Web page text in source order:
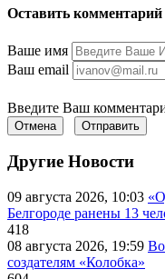
Оставить комментарий
Ваше имя
Ваш email
Введите Ваш
Отмена Отправить
Другие Новости
09 августа 2026, 10:03
Белгороде ранены 13
418
08 августа 2026, 19:59
создателям «Колобка»